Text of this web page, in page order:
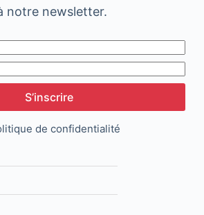
notre newsletter.
S’inscrire
de confidentialité